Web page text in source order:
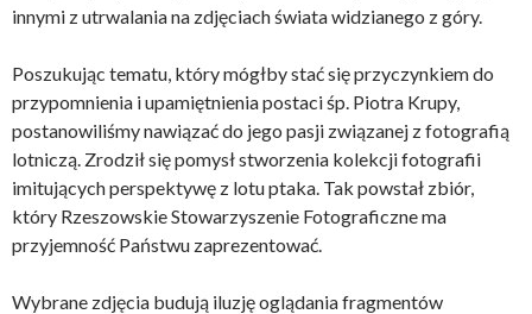
innymi z utrwalania na zdjęciach świata widzianego z góry.
Poszukując tematu, który mógłby stać się przyczynkiem do
przypomnienia i upamiętnienia postaci śp. Piotra Krupy,
postanowiliśmy nawiązać do jego pasji związanej z fotografią
lotniczą. Zrodził się pomysł stworzenia kolekcji fotografii
imitujących perspektywę z lotu ptaka. Tak powstał zbiór,
który Rzeszowskie Stowarzyszenie Fotograficzne ma
przyjemność Państwu zaprezentować.
Wybrane zdjęcia budują iluzję oglądania fragmentów